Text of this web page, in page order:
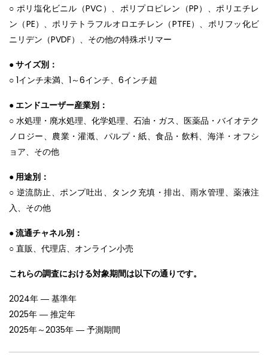
○ ポリ塩化ビニル（PVC）、ポリプロピレン（PP）、ポリエチレ
ン（PE）、ポリテトラフルオロエチレン（PTFE）、ポリフッ化ビ
ニリデン（PVDF）、その他の特殊ポリマー
● サイズ別：
○ 1インチ未満、1～6インチ、6インチ超
● エンドユーザー産業別：
○ 水処理・廃水処理、化学処理、石油・ガス、医薬品・バイオテク
ノロジー、農業・灌漑、パルプ・紙、食品・飲料、海洋・オフシ
ョア、その他
● 用途別：
○ 逆流防止、ポンプ吐出、タンク充填・排出、雨水管理、薬液注
入、その他
● 流通チャネル別：
○ 直販、代理店、オンライン小売
これらの調査における対象期間は以下の通りです。
2024年 ― 基準年
2025年 ― 推定年
2025年～2035年 ― 予測期間